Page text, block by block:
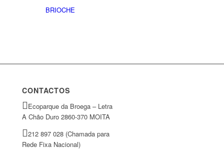
BRIOCHE
CONTACTOS
Ecoparque da Broega – Letra
A Chão Duro 2860-370 MOITA
212 897 028 (Chamada para
Rede Fixa Nacional)